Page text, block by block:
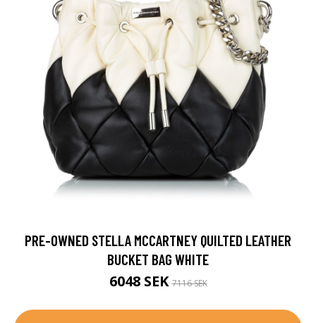
PRE-OWNED STELLA MCCARTNEY QUILTED LEATHER
BUCKET BAG WHITE
6048 SEK7116 SEK